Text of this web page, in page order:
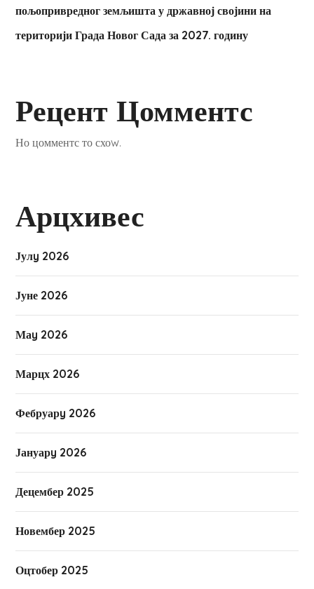
пољопривредног земљишта у државној својини на
територији Града Новог Сада за 2027. годину
Рецент Цомментс
Но цомментс то схоw.
Арцхивес
Јулy 2026
Јуне 2026
Маy 2026
Марцх 2026
Фебруарy 2026
Јануарy 2026
Децембер 2025
Новембер 2025
Оцтобер 2025